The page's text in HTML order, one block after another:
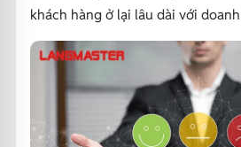
khách hàng ở lại lâu dài với